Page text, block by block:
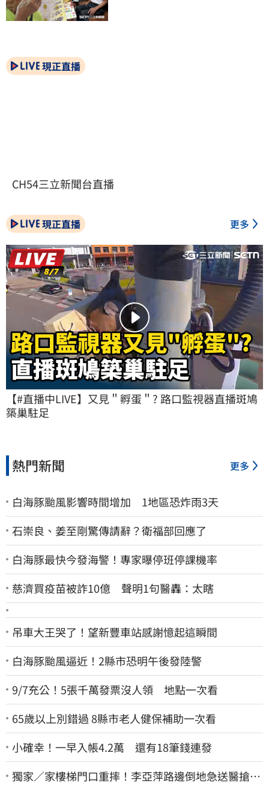
現正直播
CH54三立新聞台直播
現正直播 更多
【#直播中LIVE】又見＂孵蛋＂? 路口監視器直播斑鳩
築巢駐足
熱門新聞 更多
白海豚颱風影響時間增加 1地區恐炸雨3天
石崇良、姜至剛驚傳請辭？衛福部回應了
白海豚最快今發海警！專家曝停班停課機率
慈濟買疫苗被詐10億 聲明1句醫轟：太瞎
吊車大王哭了！望新豐車站感謝憶起這瞬間
白海豚颱風逼近！2縣市恐明午後發陸警
9/7充公！5張千萬發票沒人領 地點一次看
65歲以上別錯過 8縣市老人健保補助一次看
小確幸！一早入帳4.2萬 還有18筆錢連發
獨家／家樓梯門口重摔！李亞萍路邊倒地急送醫搶